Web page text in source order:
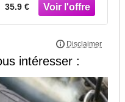
35.9 €
intéresser :